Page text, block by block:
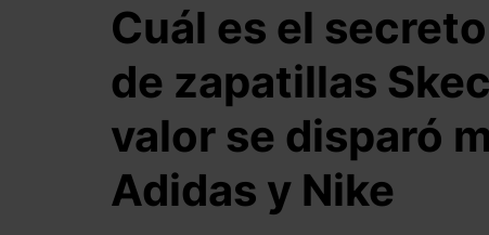
Cuál es el
de zapatillas
valor se disparó
Adidas y Nike